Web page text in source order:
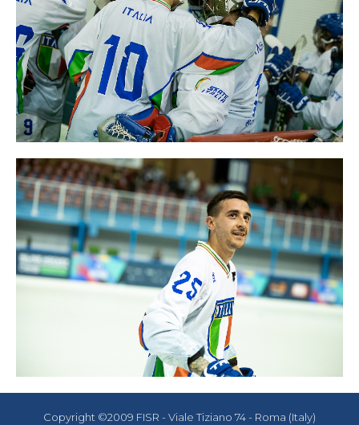
Copyright ©2009 FISR - Viale Tiziano 74 - Roma (Italy)